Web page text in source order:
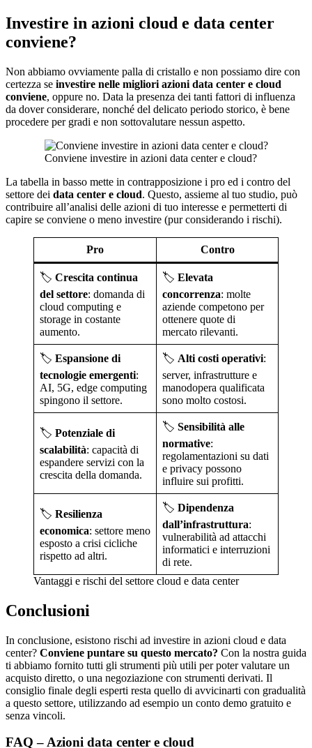
Investire in azioni cloud e data center
conviene?
Non abbiamo ovviamente palla di cristallo e non possiamo dire con
certezza se investire nelle migliori azioni data center e cloud
conviene, oppure no. Data la presenza dei tanti fattori di influenza
da dover considerare, nonché del delicato periodo storico, è bene
procedere per gradi e non sottovalutare nessun aspetto.
Conviene investire in azioni data center e cloud?
La tabella in basso mette in contrapposizione i pro ed i contro del
settore dei data center e cloud. Questo, assieme al tuo studio, può
contribuire all’analisi delle azioni di tuo interesse e permetterti di
capire se conviene o meno investire (pur considerando i rischi).
Pro Contro
🏷️ Crescita continua
del settore: domanda di
cloud computing e
storage in costante
aumento.
🏷️ Elevata
concorrenza: molte
aziende competono per
ottenere quote di
mercato rilevanti.
🏷️ Espansione di
tecnologie emergenti:
AI, 5G, edge computing
spingono il settore.
🏷️ Alti costi operativi:
server, infrastrutture e
manodopera qualificata
sono molto costosi.
🏷️ Potenziale di
scalabilità: capacità di
espandere servizi con la
crescita della domanda.
🏷️ Sensibilità alle
normative:
regolamentazioni su dati
e privacy possono
influire sui profitti.
🏷️ Resilienza
economica: settore meno
esposto a crisi cicliche
rispetto ad altri.
🏷️ Dipendenza
dall’infrastruttura:
vulnerabilità ad attacchi
informatici e interruzioni
di rete.
Vantaggi e rischi del settore cloud e data center
Conclusioni
In conclusione, esistono rischi ad investire in azioni cloud e data
center? Conviene puntare su questo mercato? Con la nostra guida
ti abbiamo fornito tutti gli strumenti più utili per poter valutare un
acquisto diretto, o una negoziazione con strumenti derivati. Il
consiglio finale degli esperti resta quello di avvicinarti con gradualità
a questo settore, utilizzando ad esempio un conto demo gratuito e
senza vincoli.
FAQ – Azioni data center e cloud